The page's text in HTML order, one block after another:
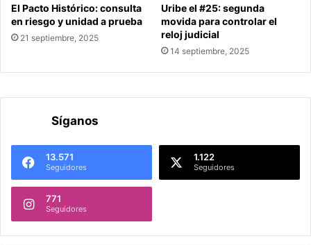
El Pacto Histórico: consulta
en riesgo y unidad a prueba
21 septiembre, 2025
Uribe el #25: segunda
movida para controlar el
reloj judicial
14 septiembre, 2025
Síganos
13.571
Seguidores
1.122
Seguidores
771
Seguidores